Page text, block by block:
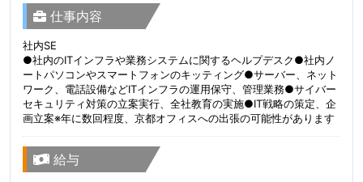
仕事内容
社内SE
●社内のITインフラや業務システムに関するヘルプデスク●社内ノ
ートパソコンやスマートフォンのキッティング●サーバー、ネット
ワーク、電話設備などITインフラの運用保守、管理業務●サイバー
セキュリティ対策の立案実行、全社教育の実施●IT戦略の策定、企
画立案※年に数回程度、京都オフィスへの出張の可能性があります
給与